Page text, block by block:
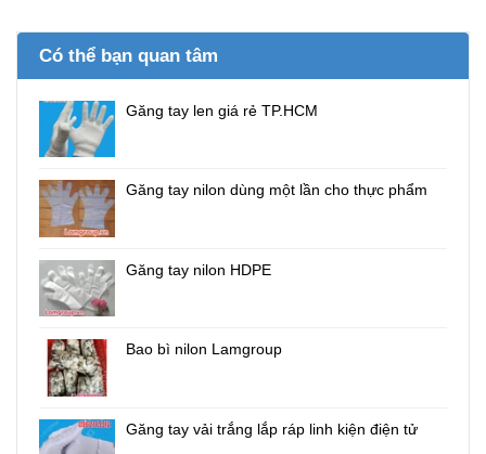
Có thể bạn quan tâm
Găng tay len giá rẻ TP.HCM
Găng tay nilon dùng một lần cho thực phẩm
Găng tay nilon HDPE
Bao bì nilon Lamgroup
Găng tay vải trắng lắp ráp linh kiện điện tử